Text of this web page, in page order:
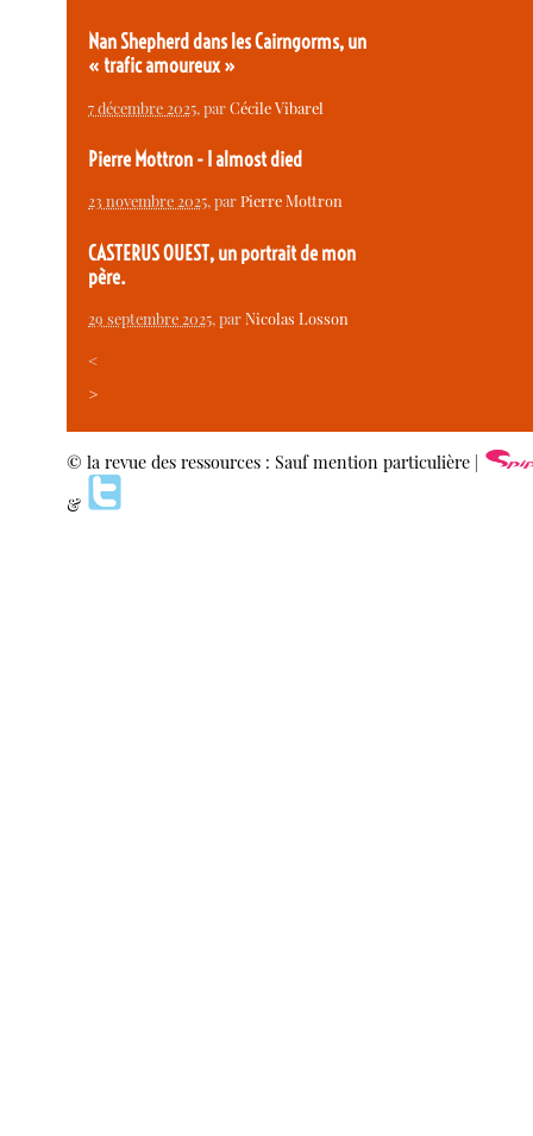
Nan Shepherd dans les Cairngorms, un
« trafic amoureux »
7 décembre 2025, parCécile Vibarel
Pierre Mottron - I almost died
23 novembre 2025, parPierre Mottron
CASTERUS OUEST, un portrait de mon
père.
29 septembre 2025, parNicolas Losson
<
>
© la revue des ressources : Sauf mention particulière |
&